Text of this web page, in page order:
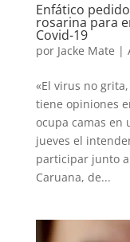
Enfático
rosarina para
Covid-19
por Jacke Mate |
«El virus no
tiene opiniones
ocupa camas en
jueves el
participar junto
Caruana, de...